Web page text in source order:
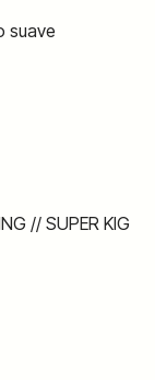
suave
// SUPER KIG